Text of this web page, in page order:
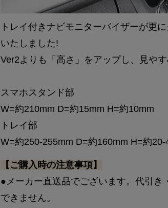
トレイ付きナビモニターバイザーが更
いたしました!
Ver2よりも「高さ」をアップし、見や
スマホスタンド部
W=約210mm D=約15mm H=約10mm
トレイ部
W=約250-255mm D=約160mm H=約20-
【ご購入時の注意事項】
●メーカー直送品でございます。代引き
できません。